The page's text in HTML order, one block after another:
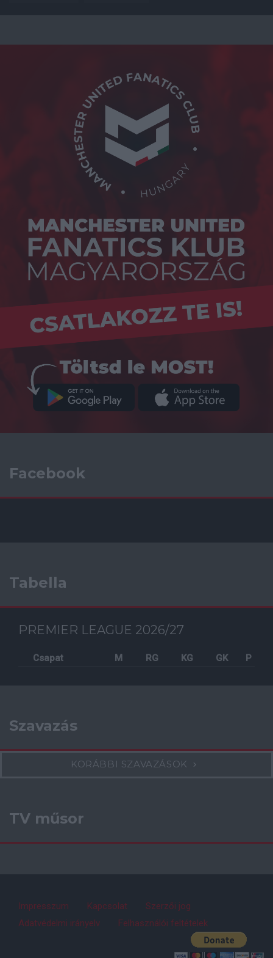
Facebook
Tabella
PREMIER LEAGUE 2026/27
Csapat M RG KG GK P
Szavazás
KORÁBBI SZAVAZÁSOK
TV műsor
Impresszum Kapcsolat
Szerzői jog
Adatvédelmi irányelv
Felhasználói feltételek